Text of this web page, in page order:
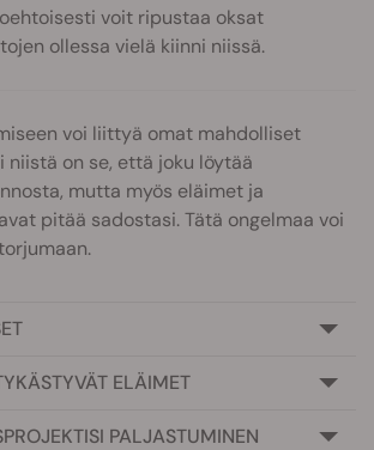
voit ripustaa oksat
ollessa vielä kiinni niissä.
voi liittyä omat mahdolliset
niistä on se, että joku löytää
mutta myös eläimet ja
pitää sadostasi. Tätä ongelmaa voi
ELÄIMET
PALJASTUMINEN